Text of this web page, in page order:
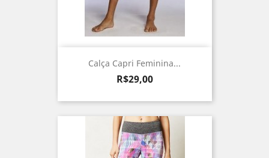
Calça Capri Feminina...
Preço
R$29,00